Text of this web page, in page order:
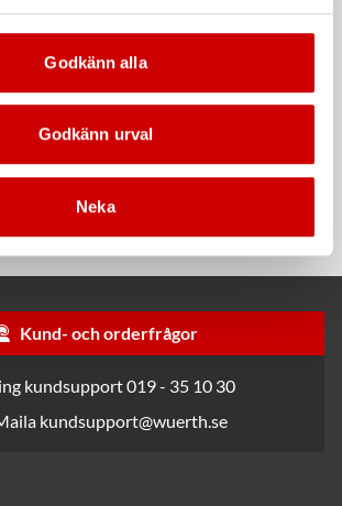
Godkänn alla
Godkänn urval
Neka
Ritsspets hårdmetall
Hårdmetall
Kund- och orderfrågor
kundsupport 019 - 35 10 30
kundsupport@wuerth.se